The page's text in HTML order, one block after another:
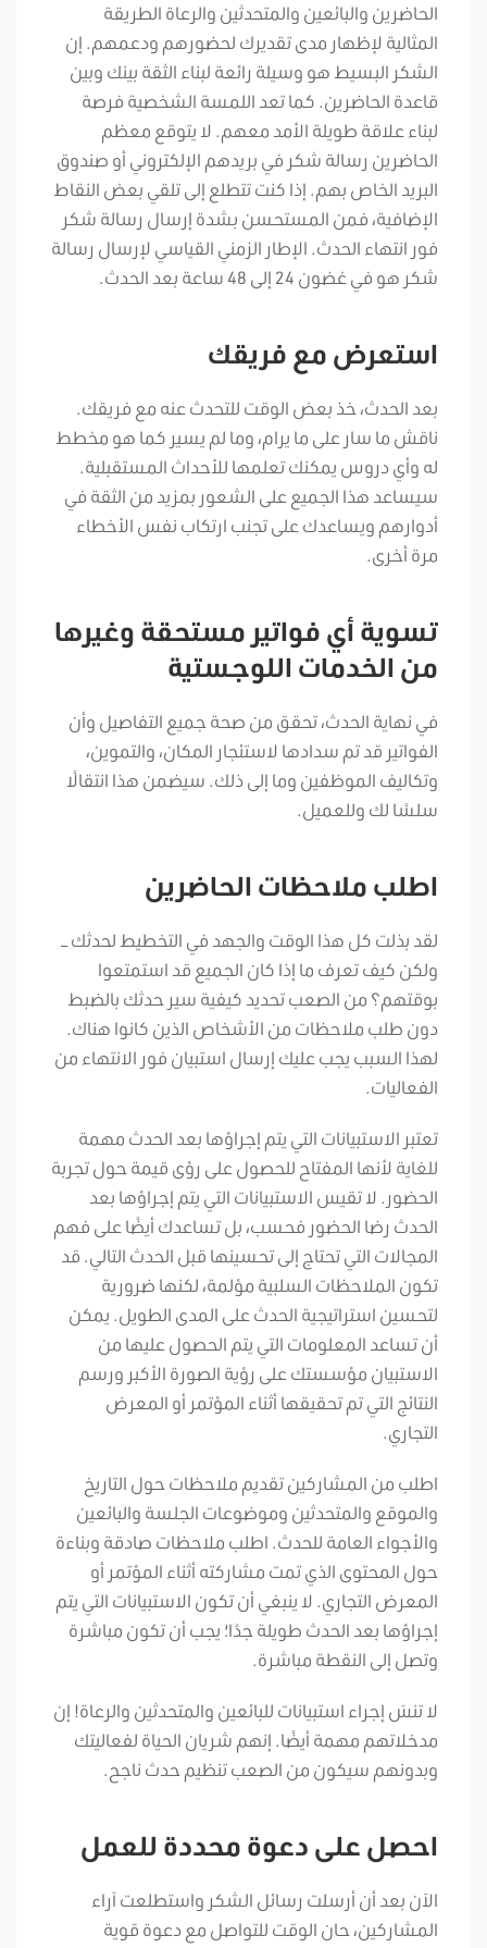
الحاضرين والبائعين والمتحدثين والرعاة الطريقة
المثالية لإظهار مدى تقديرك لحضورهم ودعمهم. إن
الشكر البسيط هو وسيلة رائعة لبناء الثقة بينك وبين
قاعدة الحاضرين. كما تعد اللمسة الشخصية فرصة
لبناء علاقة طويلة الأمد معهم. لا يتوقع معظم
الحاضرين رسالة شكر في بريدهم الإلكتروني أو صندوق
البريد الخاص بهم. إذا كنت تتطلع إلى تلقي بعض النقاط
الإضافية، فمن المستحسن بشدة إرسال رسالة شكر
فور انتهاء الحدث. الإطار الزمني القياسي لإرسال رسالة
شكر هو في غضون 24 إلى 48 ساعة بعد الحدث.
استعرض مع فريقك
بعد الحدث، خذ بعض الوقت للتحدث عنه مع فريقك.
ناقش ما سار على ما يرام، وما لم يسير كما هو مخطط
له وأي دروس يمكنك تعلمها للأحداث المستقبلية.
سيساعد هذا الجميع على الشعور بمزيد من الثقة في
أدوارهم ويساعدك على تجنب ارتكاب نفس الأخطاء
مرة أخرى.
تسوية أي فواتير مستحقة وغيرها
من الخدمات اللوجستية
في نهاية الحدث، تحقق من صحة جميع التفاصيل وأن
الفواتير قد تم سدادها لاستئجار المكان، والتموين،
وتكاليف الموظفين وما إلى ذلك. سيضمن هذا انتقالًا
سلسًا لك وللعميل.
اطلب ملاحظات الحاضرين
لقد بذلت كل هذا الوقت والجهد في التخطيط لحدثك –
ولكن كيف تعرف ما إذا كان الجميع قد استمتعوا
بوقتهم؟ من الصعب تحديد كيفية سير حدثك بالضبط
دون طلب ملاحظات من الأشخاص الذين كانوا هناك.
لهذا السبب يجب عليك إرسال استبيان فور الانتهاء من
الفعاليات.
تعتبر الاستبيانات التي يتم إجراؤها بعد الحدث مهمة
للغاية لأنها المفتاح للحصول على رؤى قيمة حول تجربة
الحضور. لا تقيس الاستبيانات التي يتم إجراؤها بعد
الحدث رضا الحضور فحسب، بل تساعدك أيضًا على فهم
المجالات التي تحتاج إلى تحسينها قبل الحدث التالي. قد
تكون الملاحظات السلبية مؤلمة، لكنها ضرورية
لتحسين استراتيجية الحدث على المدى الطويل. يمكن
أن تساعد المعلومات التي يتم الحصول عليها من
الاستبيان مؤسستك على رؤية الصورة الأكبر ورسم
النتائج التي تم تحقيقها أثناء المؤتمر أو المعرض
التجاري.
اطلب من المشاركين تقديم ملاحظات حول التاريخ
والموقع والمتحدثين وموضوعات الجلسة والبائعين
والأجواء العامة للحدث. اطلب ملاحظات صادقة وبناءة
حول المحتوى الذي تمت مشاركته أثناء المؤتمر أو
المعرض التجاري. لا ينبغي أن تكون الاستبيانات التي يتم
إجراؤها بعد الحدث طويلة جدًا؛ يجب أن تكون مباشرة
وتصل إلى النقطة مباشرة.
لا تنسَ إجراء استبيانات للبائعين والمتحدثين والرعاة! إن
مدخلاتهم مهمة أيضًا. إنهم شريان الحياة لفعاليتك
وبدونهم سيكون من الصعب تنظيم حدث ناجح.
احصل على دعوة محددة للعمل
الآن بعد أن أرسلت رسائل الشكر واستطلعت آراء
المشاركين، حان الوقت للتواصل مع دعوة قوية